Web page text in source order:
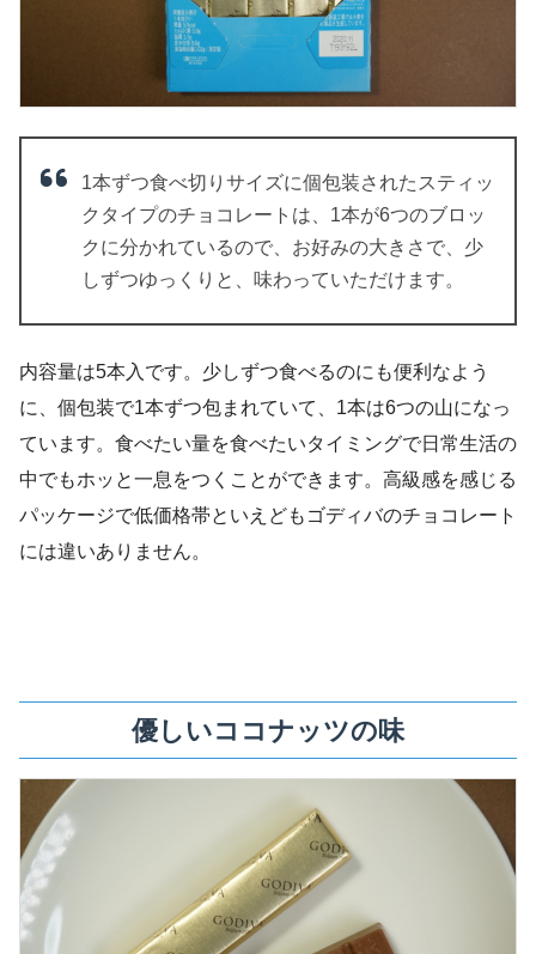
1本ずつ食べ切りサイズに個包装されたスティッ
クタイプのチョコレートは、1本が6つのブロッ
クに分かれているので、お好みの大きさで、少
しずつゆっくりと、味わっていただけます。
内容量は5本入です。少しずつ食べるのにも便利なよう
に、個包装で1本ずつ包まれていて、1本は6つの山になっ
ています。食べたい量を食べたいタイミングで日常生活の
中でもホッと一息をつくことができます。高級感を感じる
パッケージで低価格帯といえどもゴディバのチョコレート
には違いありません。
優しいココナッツの味